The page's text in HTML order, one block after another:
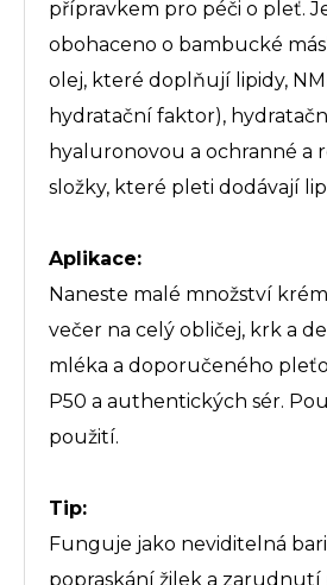
přípravkem pro péči o pleť.
obohaceno o bambucké
olej, které doplňují lipidy,
hydratační faktor),
hyaluronovou a ochranné a
složky, které pleti dodávají
Aplikace:
Naneste malé množství
večer na celý obličej, krk a
mléka a doporučeného
P50 a authentických sér.
použití.
Tip:
Funguje jako neviditelná
popraskání žilek a